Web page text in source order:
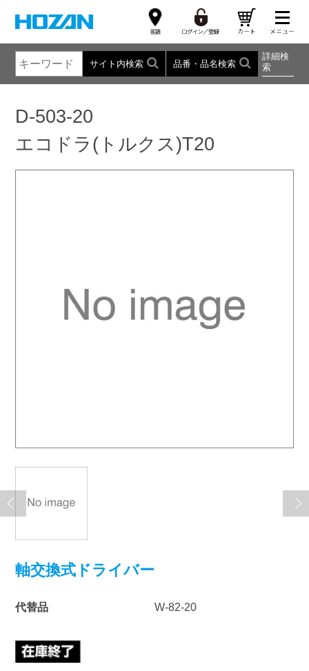
サイト内検索 品番・品名検索
詳細検
索
D-503-20
エコドラ(トルクス)T20
軸交換式ドライバー
代替品 W-82-20